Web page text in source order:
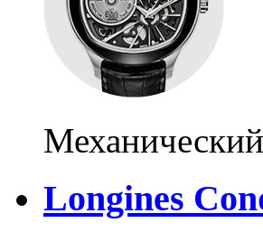
Longines